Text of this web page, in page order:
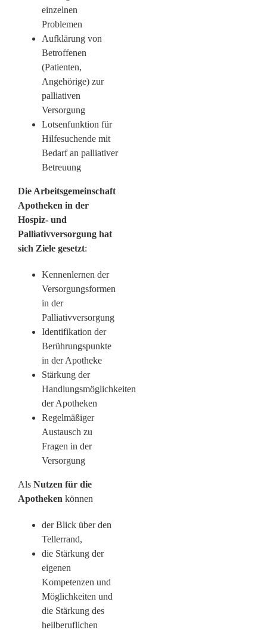
einzelnen
Problemen
Aufklärung von
Betroffenen
(Patienten,
Angehörige) zur
palliativen
Versorgung
Lotsenfunktion für
Hilfesuchende mit
Bedarf an palliativer
Betreuung
Die Arbeitsgemeinschaft
Apotheken in der
Hospiz- und
Palliativversorgung hat
sich Ziele gesetzt:
Kennenlernen der
Versorgungsformen
in der
Palliativversorgung
Identifikation der
Berührungspunkte
in der Apotheke
Stärkung der
Handlungsmöglichkeiten
der Apotheken
Regelmäßiger
Austausch zu
Fragen in der
Versorgung
Als Nutzen für die
Apotheken können
der Blick über den
Tellerrand,
die Stärkung der
eigenen
Kompetenzen und
Möglichkeiten und
die Stärkung des
heilberuflichen